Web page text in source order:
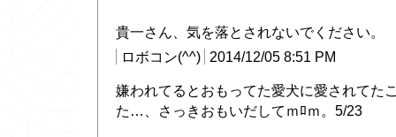
貴一さん、気を落とされないでください。
ロボコン(^^)
2014/12/05 8:51 PM
嫌われてるとおもってた愛犬に愛されてた
た…、さっきおもいだしてｍﾛｍ。5/23